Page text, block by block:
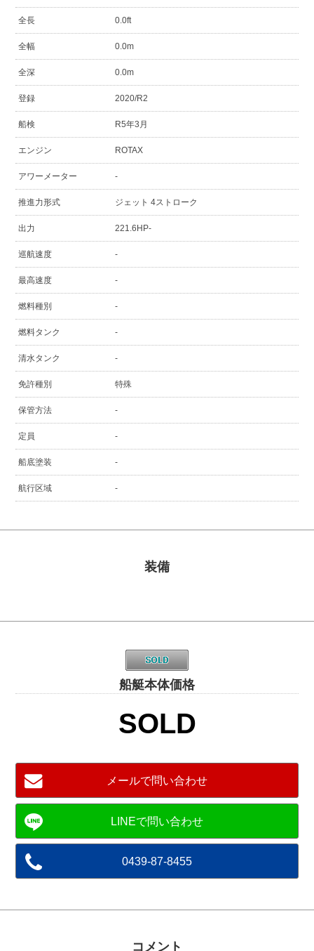
全長 0.0ft
全幅 0.0m
全深 0.0m
登録 2020/R2
船検 R5年3月
エンジン ROTAX
アワーメーター -
推進力形式 ジェット 4ストローク
出力 221.6HP-
巡航速度 -
最高速度 -
燃料種別 -
燃料タンク -
清水タンク -
免許種別 特殊
保管方法 -
定員 -
船底塗装 -
航行区域 -
装備
船艇本体価格
SOLD
メールで問い合わせ
0439-87-8455
コメント